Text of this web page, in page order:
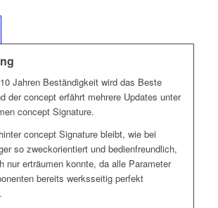
Jahren Beständigkeit wird das Beste
der concept erfährt mehrere Updates unter
concept Signature.
concept Signature bleibt, wie bei
so zweckorientiert und bedienfreundlich,
nur erträumen konnte, da alle Parameter
bereits werksseitig perfekt